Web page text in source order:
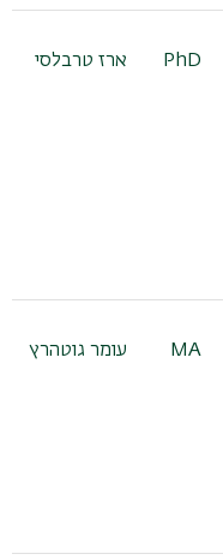
PhD ארז טרבלסי
MA עומר גוטהרץ